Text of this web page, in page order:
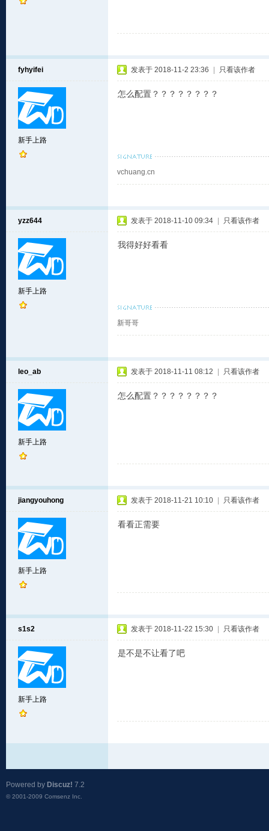
fyhyifei
新手上路
发表于 2018-11-2 23:36 只看该作者
怎么配置？？？？？？？？
vchuang.cn
yzz644
新手上路
发表于 2018-11-10 09:34 只看该作者
我得好好看看
新哥哥
leo_ab
新手上路
发表于 2018-11-11 08:12 只看该作者
怎么配置？？？？？？？？
jiangyouhong
新手上路
发表于 2018-11-21 10:10 只看该作者
看看正需要
s1s2
新手上路
发表于 2018-11-22 15:30 只看该作者
是不是不让看了吧
Powered by Discuz! 7.2
© 2001-2009 Comsenz Inc.